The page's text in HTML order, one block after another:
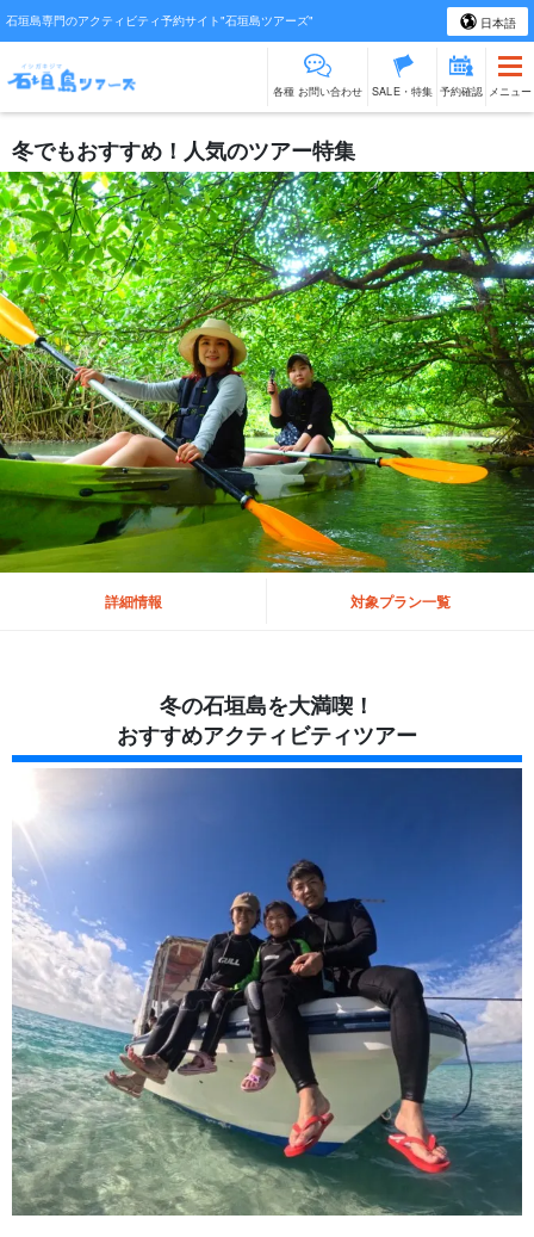
石垣島専門のアクティビティ予約サイト"石垣島ツアーズ" 日本語
各種 お問い合わせ SALE・特集 予約確認 メニュー
冬でもおすすめ！人気のツアー特集
詳細情報 対象プラン一覧
冬の石垣島を大満喫！
おすすめアクティビティツアー